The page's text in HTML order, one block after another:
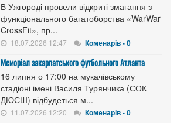
В Ужгороді провели відкриті змагання з
функціонального багатоборства «WarWar
CrossFit», пр...
18.07.2026 12:47 Коменарів - 0
Меморіал закарпатського футбольного Атланта
16 липня о 17:00 на мукачівському
стадіоні імені Василя Турянчика (СОК
ДЮСШ) відбудеться м...
11.07.2026 12:20 Коменарів - 0